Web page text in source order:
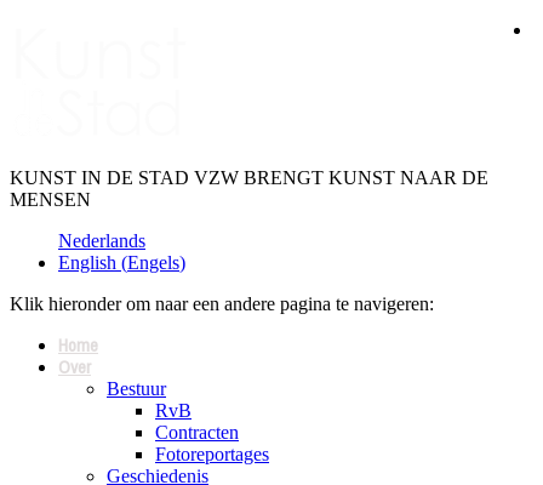
KUNST IN DE STAD VZW BRENGT KUNST NAAR DE
MENSEN
Nederlands
English (Engels)
Klik hieronder om naar een andere pagina te navigeren:
Home
Over
Bestuur
RvB
Contracten
Fotoreportages
Geschiedenis